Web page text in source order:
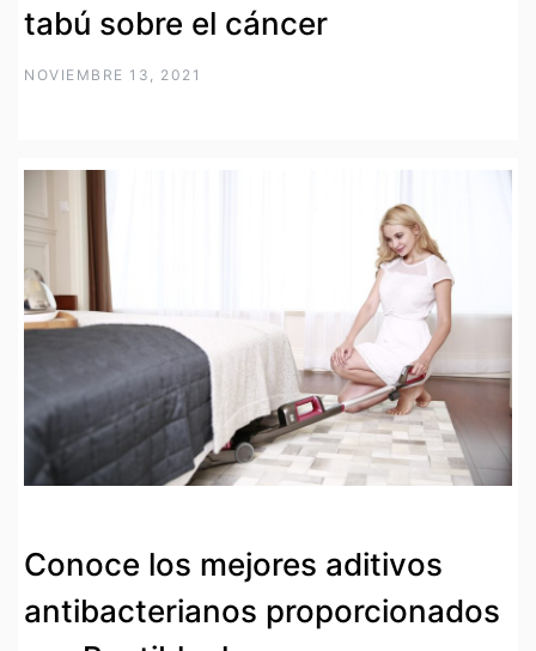
tabú sobre el cáncer
NOVIEMBRE 13, 2021
Conoce los mejores aditivos
antibacterianos proporcionados